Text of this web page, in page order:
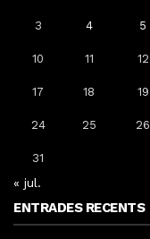
3 4 5
10 11 12
17 18 19
24 25 26
31
« jul.
ENTRADES RECENTS